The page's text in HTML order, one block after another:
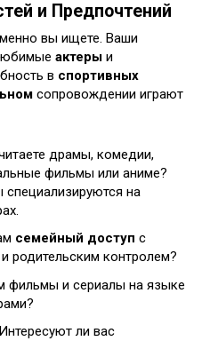
и Предпочтений
вы ищете. Ваши
актеры и
в спортивных
сопровождении играют
драмы, комедии,
фильмы или аниме?
на
семейный доступ с
родительским контролем?
фильмы и сериалы на языке
Интересуют ли вас